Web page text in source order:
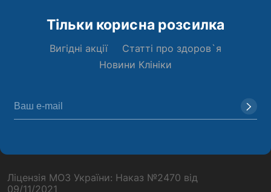
Тільки корисна розсилка
Вигідні акції
Статті про здоров`я
Новини Клініки
Ліцензія МОЗ України: Наказ №2470 від
09/11/2021